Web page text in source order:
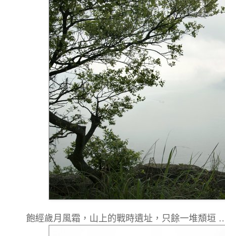
飽經歲月風霜，山上的戰時遺址，只餘一堆頽